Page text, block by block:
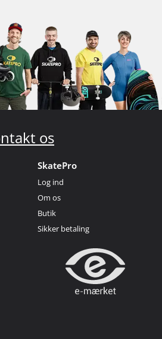
os
SkatePro
Log ind
Om os
Butik
Sikker betaling